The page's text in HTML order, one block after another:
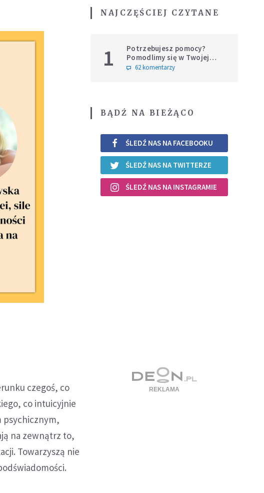
czegoś, co
co intuicyjnie
psychicznym,
na zewnątrz to,
Towarzyszą nie
NAJCZĘŚCIEJ CZYTANE
1
Potrzebujesz pomocy?
Pomodlimy się w Twojej
intencji
62 komentarzy
BĄDŹ NA BIEŻĄCO
ŚLEDŹ NAS NA FACEBOOKU
ŚLEDŹ NAS NA TWITTERZE
ŚLEDŹ NAS NA INSTAGRAMIE